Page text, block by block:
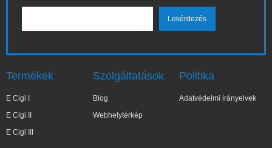
Termékek
E Cigi I
E Cigi II
E Cigi III
Szolgáltatások
Blog
Webhelytérkép
Politika
Adatvédelmi irányelvek